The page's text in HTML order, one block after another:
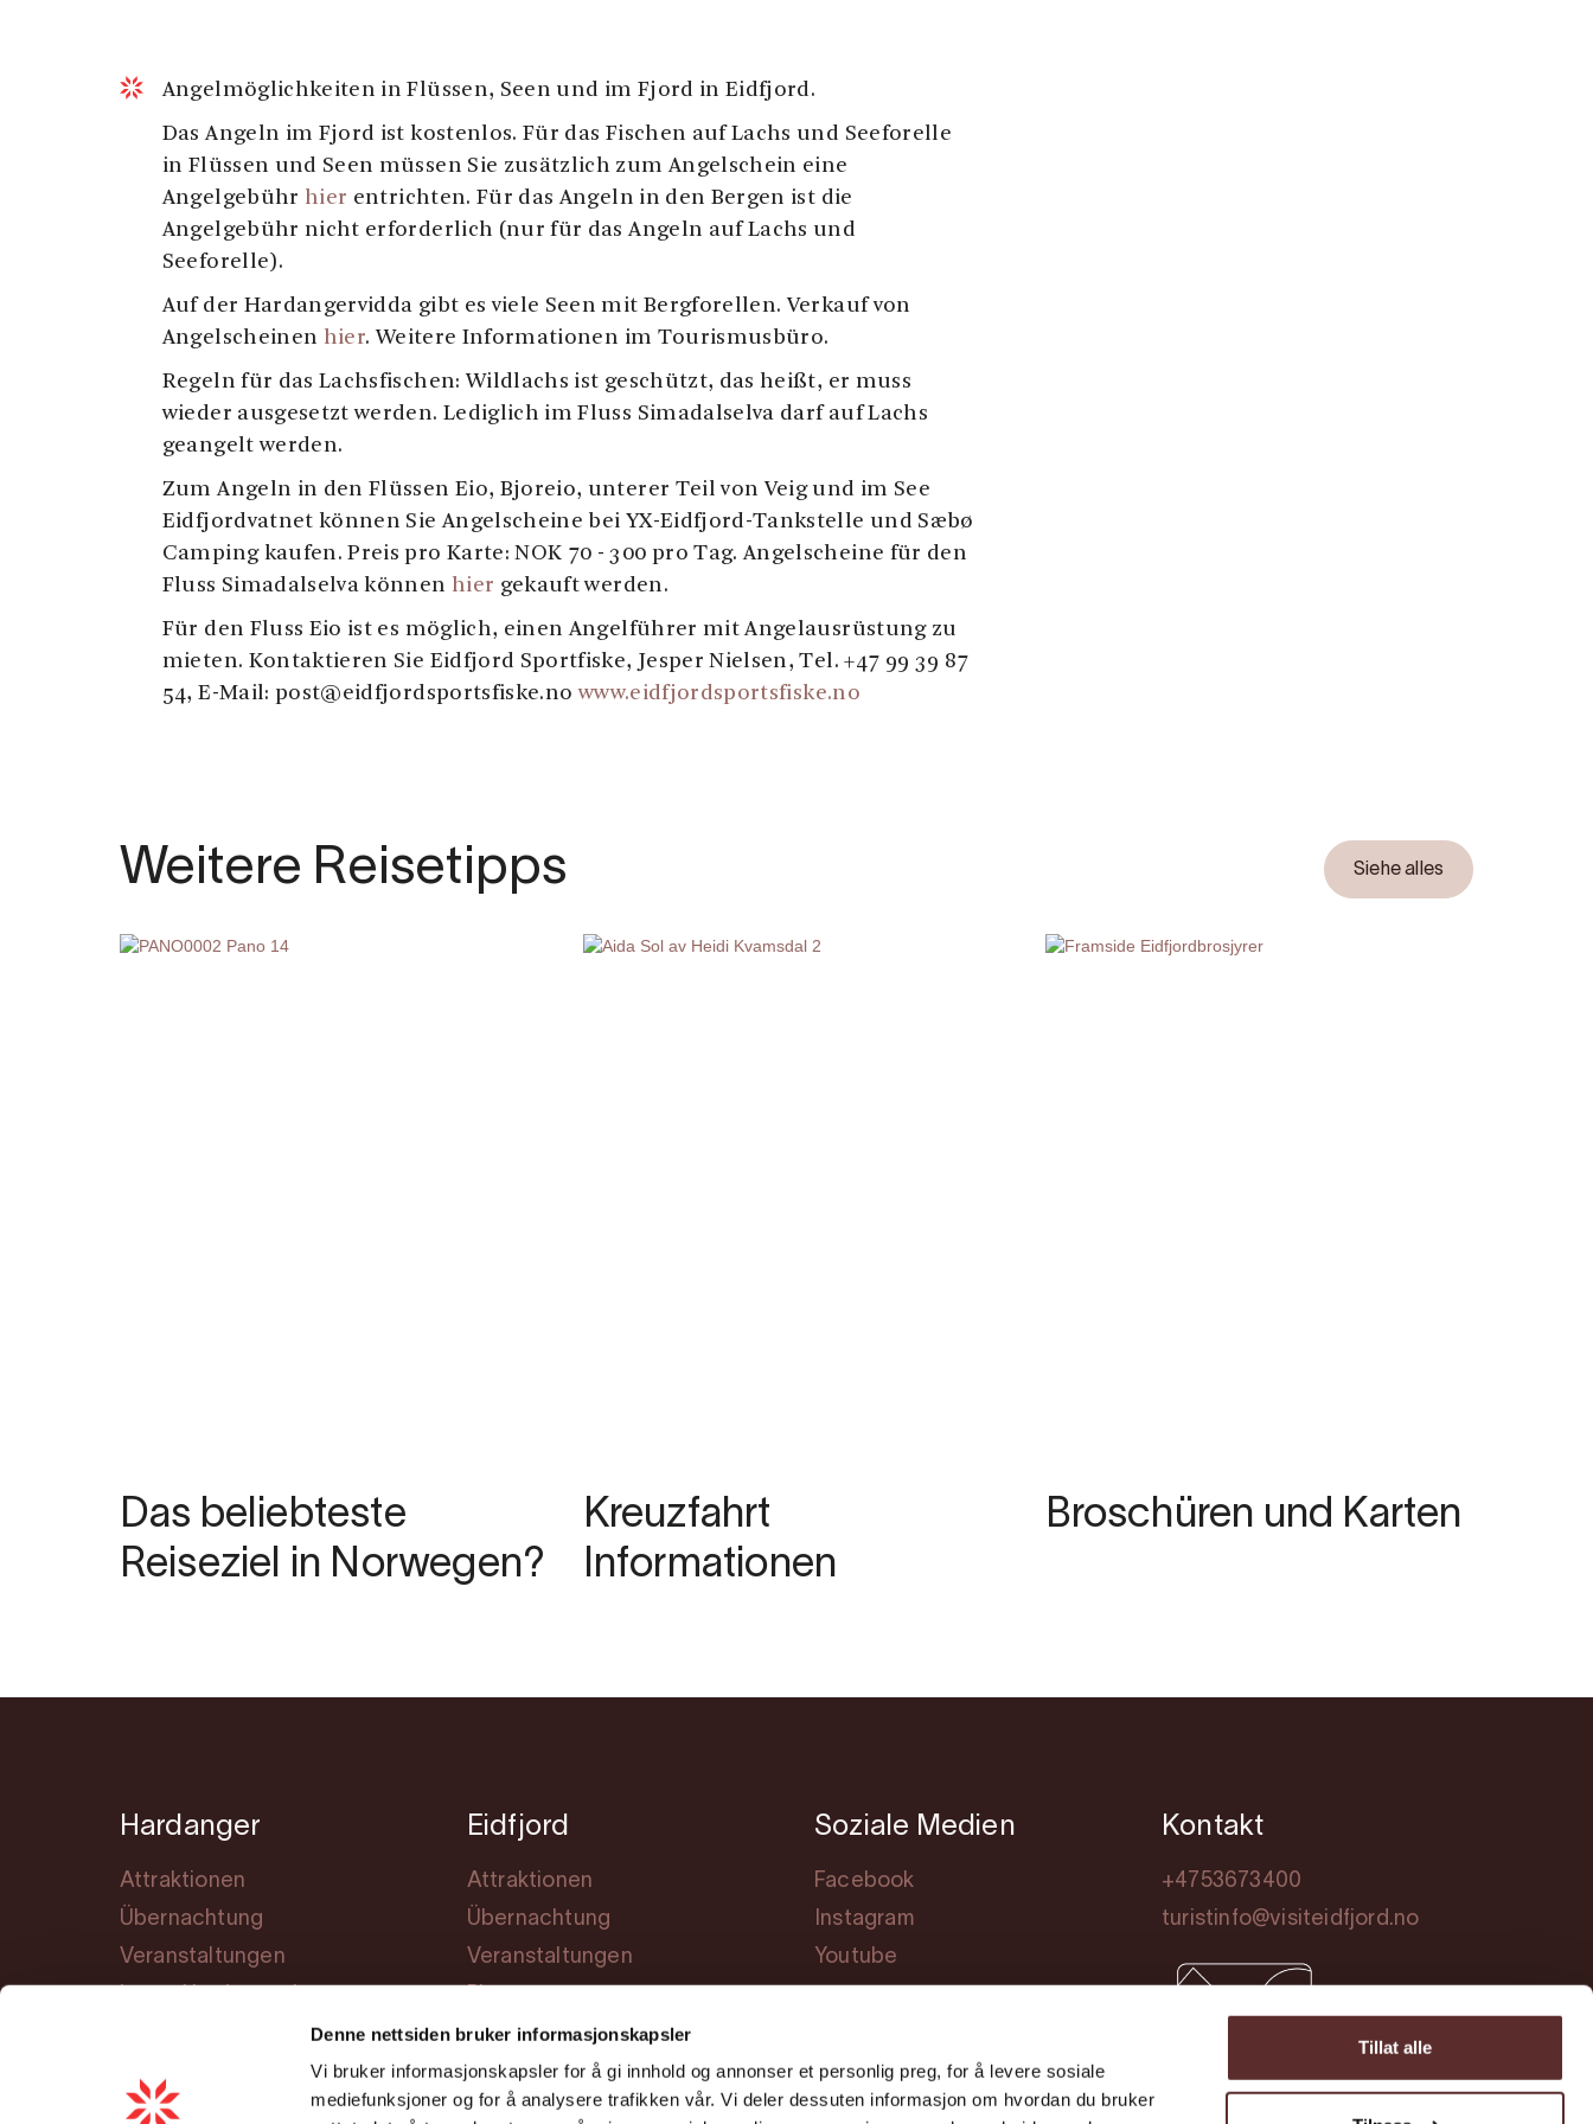
Denne nettsiden bruker informasjonskapsler
Vi bruker informasjonskapsler for å gi innhold og annonser et personlig preg, for å levere sosiale
mediefunksjoner og for å analysere trafikken vår. Vi deler dessuten informasjon om hvordan du bruker
Tillat alle
Angelmöglichkeiten in Flüssen, Seen und im Fjord in Eidfjord.
Das Angeln im Fjord ist kostenlos. Für das Fischen auf Lachs und Seeforelle
in Flüssen und Seen müssen Sie zusätzlich zum Angelschein eine
Angelgebühr hier entrichten. Für das Angeln in den Bergen ist die
Angelgebühr nicht erforderlich (nur für das Angeln auf Lachs und
Seeforelle).
Auf der Hardangervidda gibt es viele Seen mit Bergforellen. Verkauf von
Angelscheinen hier. Weitere Informationen im Tourismusbüro.
Regeln für das Lachsfischen: Wildlachs ist geschützt, das heißt, er muss
wieder ausgesetzt werden. Lediglich im Fluss Simadalselva darf auf Lachs
geangelt werden.
Zum Angeln in den Flüssen Eio, Bjoreio, unterer Teil von Veig und im See
Eidfjordvatnet können Sie Angelscheine bei YX-Eidfjord-Tankstelle und Sæbø
Camping kaufen. Preis pro Karte: NOK 70 - 300 pro Tag. Angelscheine für den
Fluss Simadalselva können hier gekauft werden.
Für den Fluss Eio ist es möglich, einen Angelführer mit Angelausrüstung zu
mieten. Kontaktieren Sie Eidfjord Sportfiske, Jesper Nielsen, Tel. +47 99 39 87
54, E-Mail: post@eidfjordsportsfiske.nowww.eidfjordsportsfiske.no
Siehe alles
Weitere Reisetipps
Das beliebteste
Reiseziel in Norwegen?
Kreuzfahrt
Informationen
Broschüren und Karten
Hardanger
Attraktionen
Übernachtung
Veranstaltungen
Eidfjord
Attraktionen
Übernachtung
Veranstaltungen
Soziale Medien
Facebook
Instagram
Youtube
Kontakt
+4753673400
turistinfo@visiteidfjord.no